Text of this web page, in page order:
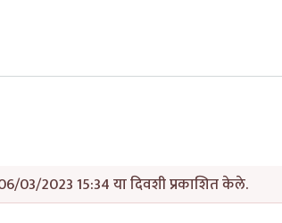
03/2023 15:34 या दिवशी प्रकाशित केले.